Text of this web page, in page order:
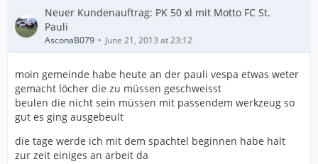
Neuer Kundenauftrag: PK 50 xl mit Motto FC St.
Pauli
AsconaB079 June 21, 2013 at 23:12
moin gemeinde habe heute an der pauli vespa etwas weter
gemacht löcher die zu müssen geschweisst
beulen die nicht sein müssen mit passendem werkzeug so
gut es ging ausgebeult
die tage werde ich mit dem spachtel beginnen habe halt
zur zeit einiges an arbeit da